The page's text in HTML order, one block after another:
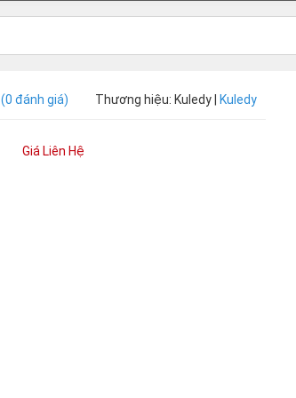
(0 đánh giá) Thương hiệu: Kuledy | Kuledy
Giá Liên Hệ